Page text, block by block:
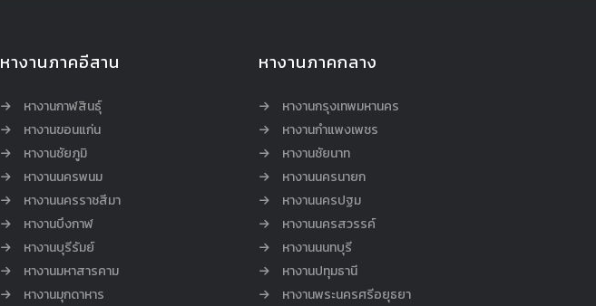
หางานภาคอีสาน
หางานกาฬสินธุ์
หางานขอนแก่น
หางานชัยภูมิ
หางานนครพนม
หางานนครราชสีมา
หางานบึงกาฬ
หางานบุรีรัมย์
หางานมหาสารคาม
หางานมุกดาหาร
หางานภาคกลาง
หางานกรุงเทพมหานคร
หางานกำแพงเพชร
หางานชัยนาท
หางานนครนายก
หางานนครปฐม
หางานนครสวรรค์
หางานนนทบุรี
หางานปทุมธานี
หางานพระนครศรีอยุธยา